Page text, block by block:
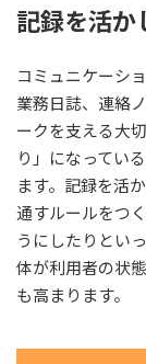
記録を活か
コミュニケーシ
業務日誌、連絡
ークを支える大
り」になってい
ます。記録を活
通すルールをつ
うにしたりとい
体が利用者の状
も高まります。